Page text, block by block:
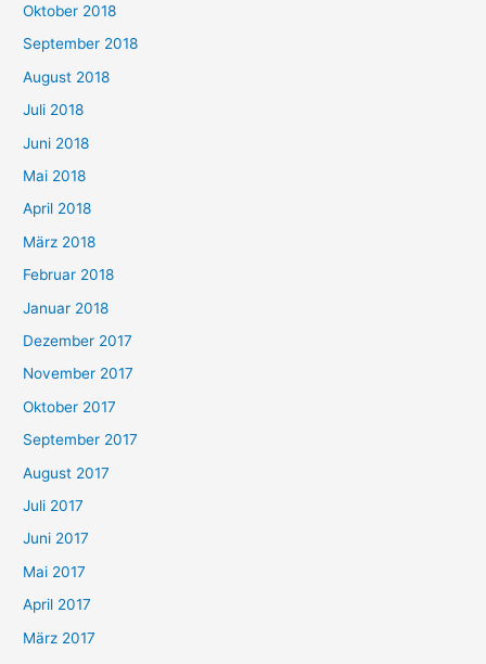
Oktober 2018
September 2018
August 2018
Juli 2018
Juni 2018
Mai 2018
April 2018
März 2018
Februar 2018
Januar 2018
Dezember 2017
November 2017
Oktober 2017
September 2017
August 2017
Juli 2017
Juni 2017
Mai 2017
April 2017
März 2017